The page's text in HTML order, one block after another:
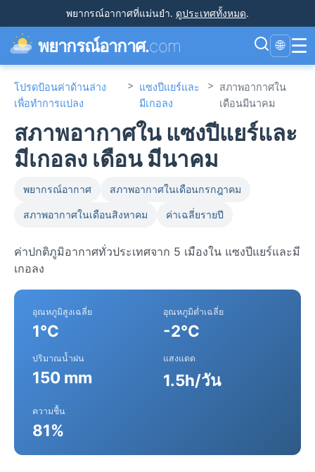
พยากรณ์อากาศที่แม่นยำ. ดูประเทศทั้งหมด.
พยากรณ์อากาศ.com 🌐 ☰
โปรดป้อนค่าด้านล่าง
เพื่อทำการแปลง
> แซงปีแยร์และ
มีเกอลง
> สภาพอากาศใน
เดือนมีนาคม
สภาพอากาศใน แซงปีแยร์และ
มีเกอลง เดือน มีนาคม
พยากรณ์อากาศ สภาพอากาศในเดือนกรกฎาคม
สภาพอากาศในเดือนสิงหาคม ค่าเฉลี่ยรายปี
ค่าปกติภูมิอากาศทั่วประเทศจาก 5 เมืองใน แซงปีแยร์และมี
เกอลง
อุณหภูมิสูงเฉลี่ย
1°C
อุณหภูมิต่ำเฉลี่ย
-2°C
ปริมาณน้ำฝน
150 mm
แสงแดด
1.5h/วัน
ความชื้น
81%